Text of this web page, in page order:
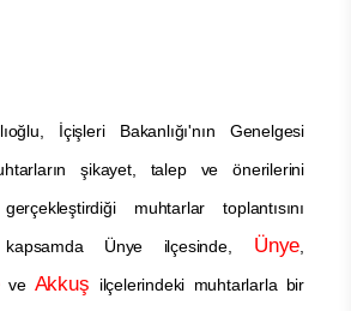
İçişleri Bakanlığı'nın Genelgesi
şikayet, talep ve önerilerini
muhtarlar toplantısını
Ünye ilçesinde,
Ünye
ve Akkuş
ilçelerindeki muhtarlarla bir